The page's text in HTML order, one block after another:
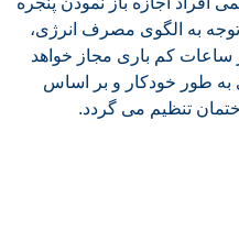
توجه به الگوی مصرف انرژی،
ساعات کم باری مجاز خواهد
به طور خودکار و بر اساس
تنظیم می گردد.